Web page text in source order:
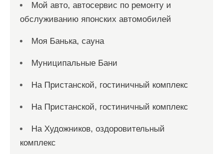
Мой авто, автосервис по ремонту и
обслуживанию японских автомобилей
Моя Банька, сауна
Муниципальные Бани
На Пристанской, гостиничный комплекс
На Пристанской, гостиничный комплекс
На Художников, оздоровительный
комплекс